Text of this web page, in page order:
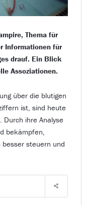
Thema für
Informationen für
drauf. Ein Blick
Assoziationen.
über die blutigen
ist, sind heute
Durch ihre Analyse
bekämpfen,
besser steuern und